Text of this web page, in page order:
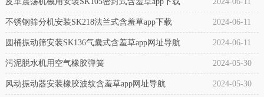
橡
胶
含
羞
草
专
用)
介
自
不锈钢筛分机安装SK218法兰式含羞草app下载 2024-06-11
圆桶振动筛安装SK136气囊式含羞草app网址导航 2024-06-11
污泥脱水机用空气橡胶弹簧 2024-05-30
风动振动器安装橡胶波纹含羞草app网址导航 2024-05-30